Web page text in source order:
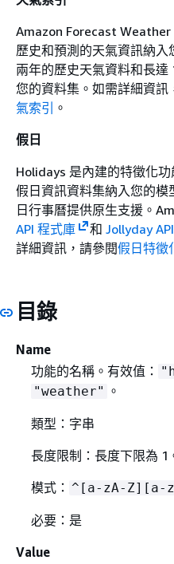
Amazon Forecast
歷史和預測的天氣資訊納
兩年的歷史天氣資料和長
您的資料集。如需詳細資訊
氣索引 。
假日
Holidays 是內建的特徵化
假日資訊資料集納入您的
日行事曆提供原生支援。
API 程式庫
和 Jollyday API
詳細資訊，請參閱假日特徵
目錄
Name
功能的名稱。有效值：
"weather" 。
類型：字串
長度限制：長度下限為 1
模式： ^[a-zA-Z][a-
必要：是
Value